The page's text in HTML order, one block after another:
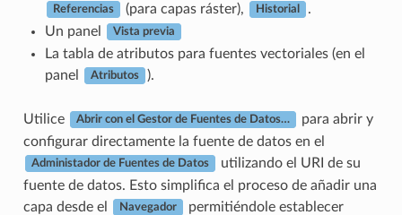
Referencias (para capas ráster), Historial
.
Un panel
Vista previa
La tabla de atributos para fuentes vectoriales (en el
panel
Atributos ).
Utilice Abrir con el Gestor de Fuentes de Datos…
para abrir y
configurar directamente la fuente de datos en el
Administador de Fuentes de Datos
utilizando el URI de su
fuente de datos. Esto simplifica el proceso de añadir una
capa desde el
Navegador
permitiéndole establecer